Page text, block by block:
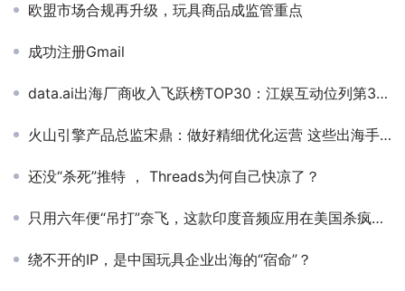
欧盟市场合规再升级，玩具商品成监管重点
成功注册Gmail
data.ai出海厂商收入飞跃榜TOP30：江娱互动位列第3名，星合互娱排在第11名
火山引擎产品总监宋鼎：做好精细优化运营 这些出海手游爆款都是如何用A/B测试磨出来的
还没“杀死”推特 ， Threads为何自己快凉了？
只用六年便“吊打”奈飞，这款印度音频应用在美国杀疯了！
绕不开的IP，是中国玩具企业出海的“宿命”？